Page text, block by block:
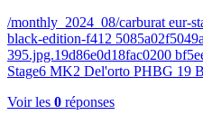
/monthly_2024_08/carburat eur-
black-edition-f412
395.jpg.19d86e0d18fac0200
Stage6 MK2 Del'orto PHBG 19
Voir les 0 réponses